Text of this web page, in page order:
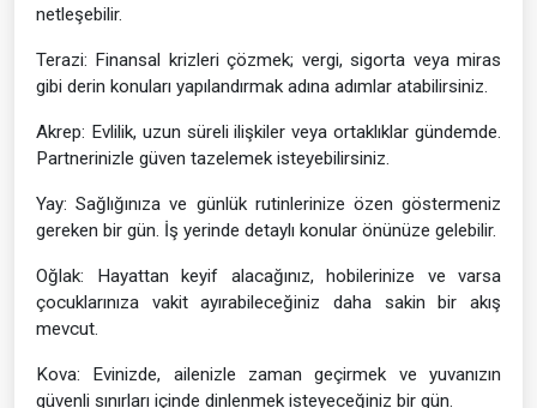
netleşebilir.
Terazi: Finansal krizleri çözmek; vergi, sigorta veya miras
gibi derin konuları yapılandırmak adına adımlar atabilirsiniz.
Akrep: Evlilik, uzun süreli ilişkiler veya ortaklıklar gündemde.
Partnerinizle güven tazelemek isteyebilirsiniz.
Yay: Sağlığınıza ve günlük rutinlerinize özen göstermeniz
gereken bir gün. İş yerinde detaylı konular önünüze gelebilir.
Oğlak: Hayattan keyif alacağınız, hobilerinize ve varsa
çocuklarınıza vakit ayırabileceğiniz daha sakin bir akış
mevcut.
Kova: Evinizde, ailenizle zaman geçirmek ve yuvanızın
güvenli sınırları içinde dinlenmek isteyeceğiniz bir gün.